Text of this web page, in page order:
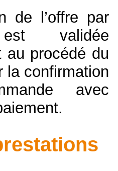
de l’offre par
est validée
au procédé du
la confirmation
avec